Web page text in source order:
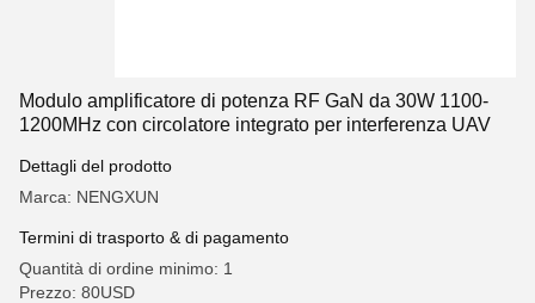
Modulo amplificatore di potenza RF GaN da 30W 1100-
1200MHz con circolatore integrato per interferenza UAV
Dettagli del prodotto
Marca: NENGXUN
Termini di trasporto & di pagamento
Quantità di ordine minimo: 1
Prezzo: 80USD